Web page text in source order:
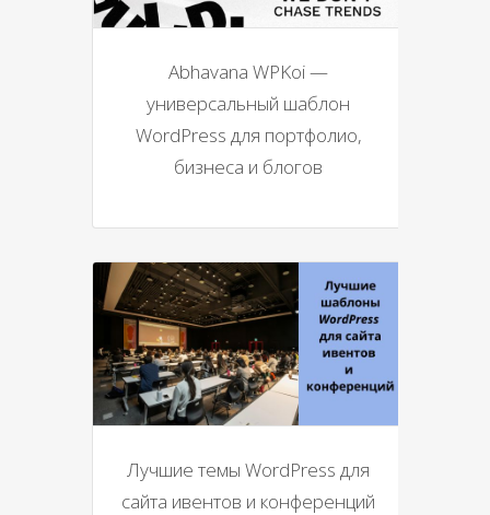
Abhavana WPKoi —
универсальный шаблон
WordPress для портфолио,
бизнеса и блогов
Лучшие темы WordPress для
сайта ивентов и конференций